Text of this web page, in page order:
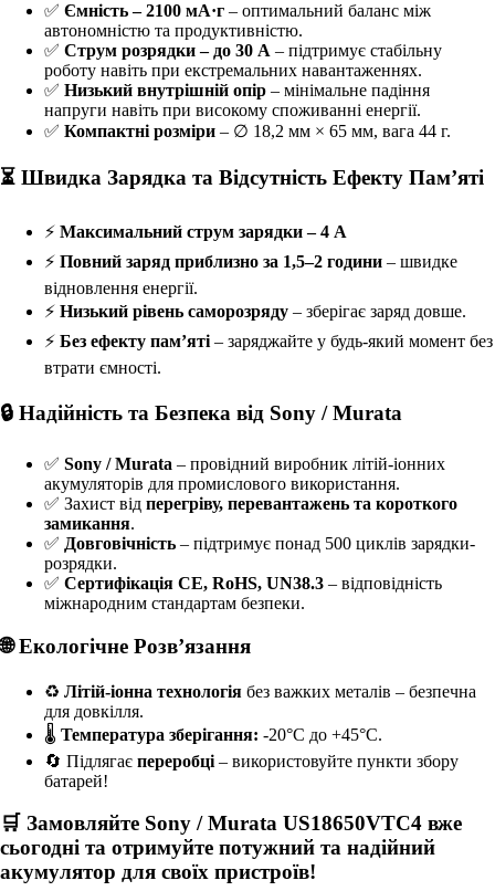
✅ Ємність – 2100 мА·г – оптимальний баланс між
автономністю та продуктивністю.
✅ Струм розрядки – до 30 А – підтримує стабільну
роботу навіть при екстремальних навантаженнях.
✅ Низький внутрішній опір – мінімальне падіння
напруги навіть при високому споживанні енергії.
✅ Компактні розміри – ∅ 18,2 мм × 65 мм, вага 44 г.
⏳ Швидка Зарядка та Відсутність Ефекту Пам’яті
⚡ Максимальний струм зарядки – 4 А
⚡ Повний заряд приблизно за 1,5–2 години – швидке
відновлення енергії.
⚡ Низький рівень саморозряду – зберігає заряд довше.
⚡ Без ефекту пам’яті – заряджайте у будь-який момент без
втрати ємності.
🔒 Надійність та Безпека від Sony / Murata
✅ Sony / Murata – провідний виробник літій-іонних
акумуляторів для промислового використання.
✅ Захист від перегріву, перевантажень та короткого
замикання.
✅ Довговічність – підтримує понад 500 циклів зарядки-
розрядки.
✅ Сертифікація CE, RoHS, UN38.3 – відповідність
міжнародним стандартам безпеки.
🌐 Екологічне Розв’язання
♻ Літій-іонна технологія без важких металів – безпечна
для довкілля.
🌡 Температура зберігання: -20°C до +45°C.
🔄 Підлягає переробці – використовуйте пункти збору
батарей!
🛒 Замовляйте Sony / Murata US18650VTC4 вже
сьогодні та отримуйте потужний та надійний
акумулятор для своїх пристроїв!